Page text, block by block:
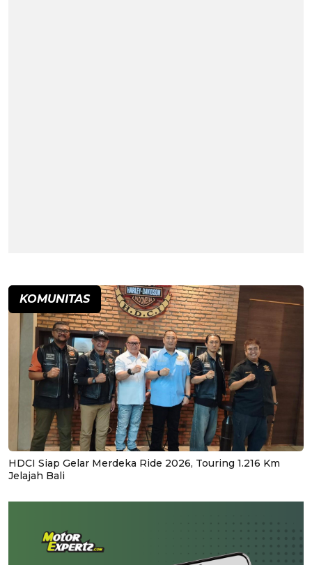
KOMUNITAS
HDCI Siap Gelar Merdeka Ride 2026, Touring 1.216 Km
Jelajah Bali